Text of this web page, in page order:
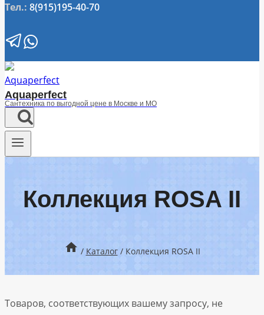
Тел.: 8(915)195-40-70
Aquaperfect
Сантехника по выгодной цене в Москве и МО
Коллекция ROSA II
/ Каталог / Коллекция ROSA II
Товаров, соответствующих вашему запросу, не